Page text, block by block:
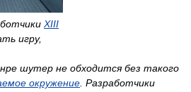
XIII
игру,
шутер не обходится без такого
окружение. Разработчики